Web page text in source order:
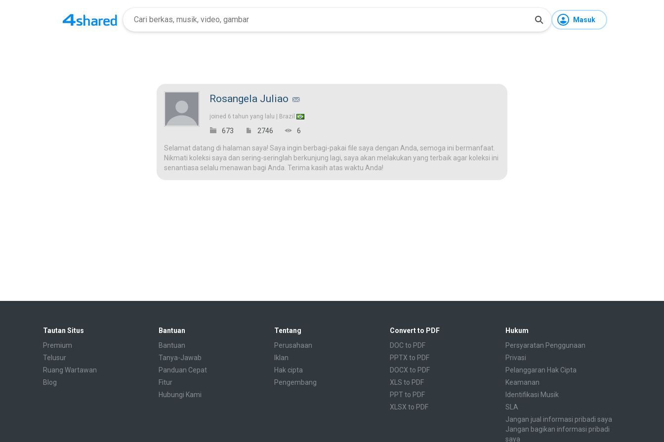
Masuk
Rosangela Juliao
joined 6 tahun yang lalu | Brazil
673 2746 6
Selamat datang di halaman saya! Saya ingin berbagi-pakai file saya dengan Anda, semoga ini bermanfaat.
Nikmati koleksi saya dan sering-seringlah berkunjung lagi, saya akan melakukan yang terbaik agar koleksi ini
senantiasa selalu menawan bagi Anda. Terima kasih atas waktu Anda!
Tautan Situs
Premium
Telusur
Ruang Wartawan
Blog
Bantuan
Bantuan
Tanya-Jawab
Panduan Cepat
Fitur
Hubungi Kami
Tentang
Perusahaan
Iklan
Hak cipta
Pengembang
Convert to PDF
DOC to PDF
PPTX to PDF
DOCX to PDF
XLS to PDF
PPT to PDF
XLSX to PDF
Hukum
Persyaratan Penggunaan
Privasi
Pelanggaran Hak Cipta
Keamanan
Identifikasi Musik
SLA
Jangan jual informasi pribadi saya
Jangan bagikan informasi pribadi
saya